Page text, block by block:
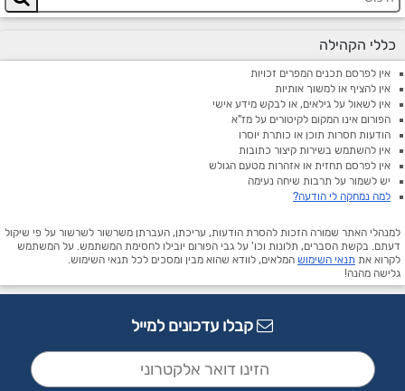
כללי הקהילה
אין לפרסם תכנים המפרים זכויות
אין להציף או למשוך אותיות
אין לשאול על גילאים, או לבקש מידע אישי
הפורום אינו המקום לקיטורים על מז"א
הודעות חסרות תוכן או כותרת יוסרו
אין להשתמש בשירות קיצור כתובות
אין לפרסם תחזית או אזהרות מטעם הגולש
יש לשמור על תרבות שיחה נעימה
למה נמחקה לי הודעה?
למנהלי האתר שמורה הזכות להסרת הודעות, עריכתן, העברתן משרשור לשרשור על פי שיקול
דעתם. בקשת הסברים, תלונות וכו' על גבי הפורום יובילו לחסימת המשתמש. על המשתמש
לקרוא את תנאי השימוש המלאים, לוודא שהוא מבין ומסכים לכל תנאי השימוש.
גלישה מהנה!
קבלו עדכונים למייל